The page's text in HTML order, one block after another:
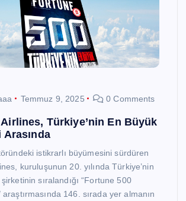
Temmuz 9, 2025 0 Comments
Türkiye’nin En Büyük
istikrarlı büyümesini sürdüren
kuruluşunun 20. yılında Türkiye’nin
sıralandığı “Fortune 500
146. sırada yer almanın